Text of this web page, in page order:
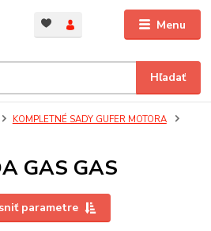
Menu
Hľadať
KOMPLETNÉ SADY GUFER MOTORA
GAS GAS
parametre